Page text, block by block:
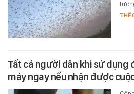
THẾ
Tất cả người dân khi sử dụng
máy ngay nếu nhận được